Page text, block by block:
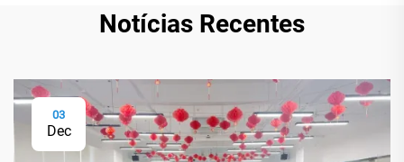
Notícias Recentes
03
Dec